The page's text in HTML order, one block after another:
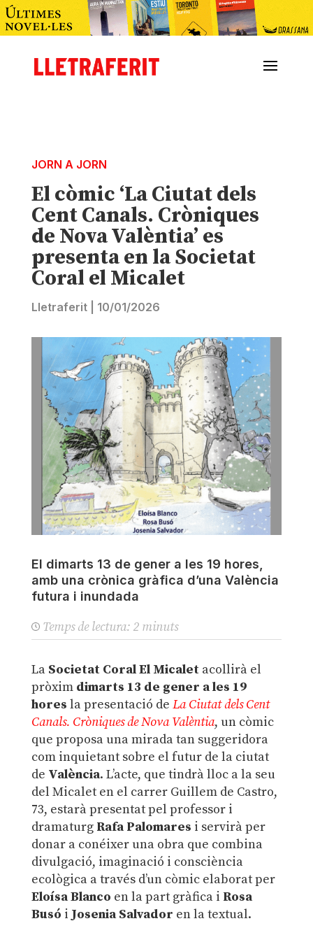
JORN A JORN
El còmic ‘La Ciutat dels
Cent Canals. Cròniques
de Nova Valèntia’ es
presenta en la Societat
Coral el Micalet
Lletraferit| 10/01/2026
El dimarts 13 de gener a les 19 hores,
amb una crònica gràfica d’una València
futura i inundada
Temps de lectura: 2 minuts
La Societat Coral El Micaletacollirà el
pròxim dimarts 13 de gener a les 19
hores la presentació de La Ciutat dels Cent
Canals. Cròniques de Nova Valèntia, un còmic
que proposa una mirada tan suggeridora
com inquietant sobre el futur de la ciutat
de València. L’acte, que tindrà lloc a la seu
del Micalet en el carrer Guillem de Castro,
73, estarà presentat pel professor i
dramaturgRafa Palomares i servirà per
donar a conéixer una obra que combina
divulgació, imaginació i consciència
ecològica a través d’un còmic elaborat per
Eloísa Blanco en la part gràfica i Rosa
Busó i Josenia Salvador en la textual.